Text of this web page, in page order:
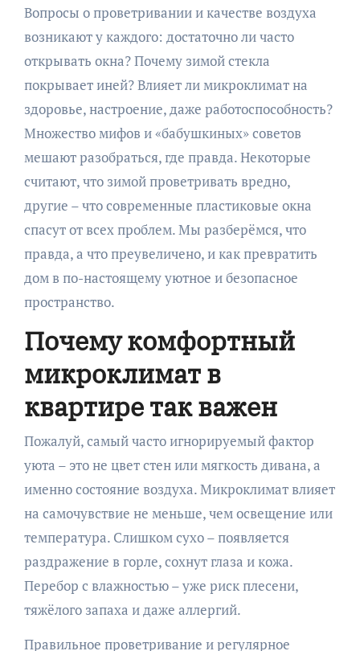
Вопросы о проветривании и качестве воздуха
возникают у каждого: достаточно ли часто
открывать окна? Почему зимой стекла
покрывает иней? Влияет ли микроклимат на
здоровье, настроение, даже работоспособность?
Множество мифов и «бабушкиных» советов
мешают разобраться, где правда. Некоторые
считают, что зимой проветривать вредно,
другие – что современные пластиковые окна
спасут от всех проблем. Мы разберёмся, что
правда, а что преувеличено, и как превратить
дом в по-настоящему уютное и безопасное
пространство.
Почему комфортный
микроклимат в
квартире так важен
Пожалуй, самый часто игнорируемый фактор
уюта – это не цвет стен или мягкость дивана, а
именно состояние воздуха. Микроклимат влияет
на самочувствие не меньше, чем освещение или
температура. Слишком сухо – появляется
раздражение в горле, сохнут глаза и кожа.
Перебор с влажностью – уже риск плесени,
тяжёлого запаха и даже аллергий.
Правильное проветривание и регулярное